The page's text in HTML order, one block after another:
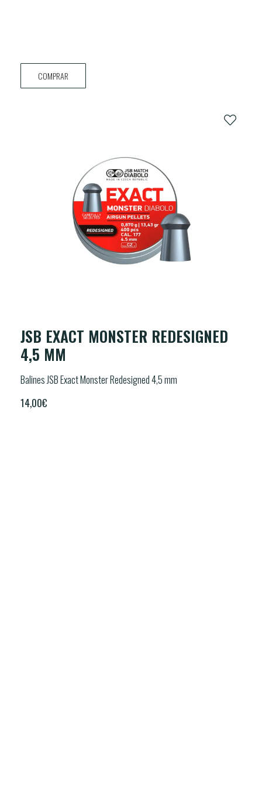
COMPRAR
JSB EXACT MONSTER REDESIGNED
4,5 MM
Balines JSB Exact Monster Redesigned 4,5 mm
14,00€